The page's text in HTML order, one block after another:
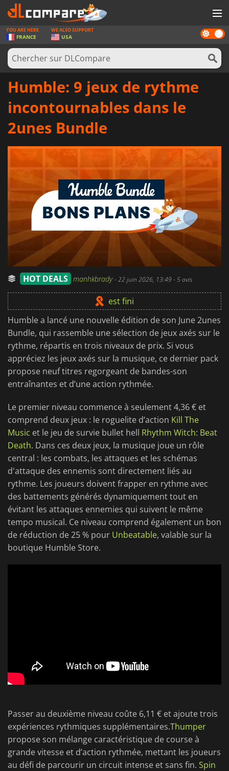
JEUX
CARTES PRÉPAYÉES
LOGICIELS
SE CONNECTER OU S'INSCRIRE
Dark
mode
YOU ARE HERE
FRANCE
WE ALSO SUPPORT
USA
Humble: 9 jeux de rythme
incontournables dans le
2unes Bundle
HOT DEALS manhkbrady-22 juin 2026, 13:49- 5 avis
est fini
Humble a lancé une nouvelle édition de son June 2unes
Bundle, qui rassemble une sélection de jeux axés sur le
rythme, répartis en trois niveaux de prix. Si vous
appréciez les jeux axés sur la musique, ce dernier pack
propose neuf titres regorgeant de bandes-son
entraînantes et d’une action rythmée.
Le premier niveau commence à seulement 4,36 € et
comprend deux jeux : le roguelite d’action Kill The
Music et le jeu de survie bullet hell Rhythm Witch: Beat
Death. Dans ces deux jeux, la musique joue un rôle
central : les combats, les attaques et les schémas
d'attaque des ennemis sont directement liés au
rythme. Les joueurs doivent frapper en rythme avec
des battements générés dynamiquement tout en
évitant les attaques ennemies qui suivent le même
tempo musical. Ce niveau comprend également un bon
de réduction de 25 % pour Unbeatable, valable sur la
boutique Humble Store.
Passer au deuxième niveau coûte 6,11 € et ajoute trois
expériences rythmiques supplémentaires.Thumper
propose son mélange caractéristique de course à
grande vitesse et d’action rythmée, mettant les joueurs
au défi de parcourir un circuit intense et sans fin. Spin